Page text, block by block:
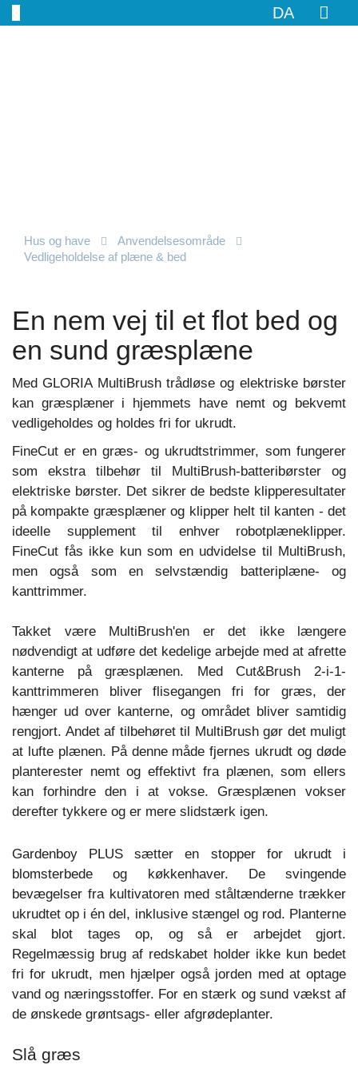
DA
Hus og have
Anvendelsesområde
Vedligeholdelse af plæne & bed
En nem vej til et flot bed og
en sund græsplæne
Med GLORIA MultiBrush trådløse og elektriske børster
kan græsplæner i hjemmets have nemt og bekvemt
vedligeholdes og holdes fri for ukrudt.
FineCut er en græs- og ukrudtstrimmer, som fungerer
som ekstra tilbehør til MultiBrush-batteribørster og
elektriske børster. Det sikrer de bedste klipperesultater
på kompakte græsplæner og klipper helt til kanten - det
ideelle supplement til enhver robotplæneklipper.
FineCut fås ikke kun som en udvidelse til MultiBrush,
men også som en selvstændig batteriplæne- og
kanttrimmer.
Takket være MultiBrush'en er det ikke længere
nødvendigt at udføre det kedelige arbejde med at afrette
kanterne på græsplænen. Med Cut&Brush 2-i-1-
kanttrimmeren bliver flisegangen fri for græs, der
hænger ud over kanterne, og området bliver samtidig
rengjort. Andet af tilbehøret til MultiBrush gør det muligt
at lufte plænen. På denne måde fjernes ukrudt og døde
planterester nemt og effektivt fra plænen, som ellers
kan forhindre den i at vokse. Græsplænen vokser
derefter tykkere og er mere slidstærk igen.
Gardenboy PLUS sætter en stopper for ukrudt i
blomsterbede og køkkenhaver. De svingende
bevægelser fra kultivatoren med ståltænderne trækker
ukrudtet op i én del, inklusive stængel og rod. Planterne
skal blot tages op, og så er arbejdet gjort.
Regelmæssig brug af redskabet holder ikke kun bedet
fri for ukrudt, men hjælper også jorden med at optage
vand og næringsstoffer. For en stærk og sund vækst af
de ønskede grøntsags- eller afgrødeplanter.
Slå græs